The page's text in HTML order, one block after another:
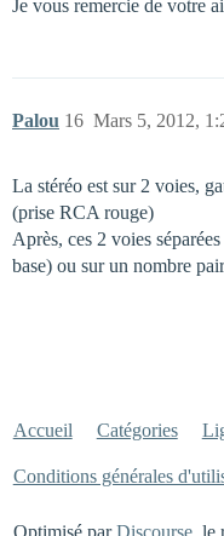
Je vous remercie de votre
Palou Mars 5, 2012,
16
La stéréo est sur 2 voies,
(prise RCA rouge)
Après, ces 2 voies
base) ou sur un nombre
Accueil Catégories
Conditions générales
Optimisé parDiscourse, le